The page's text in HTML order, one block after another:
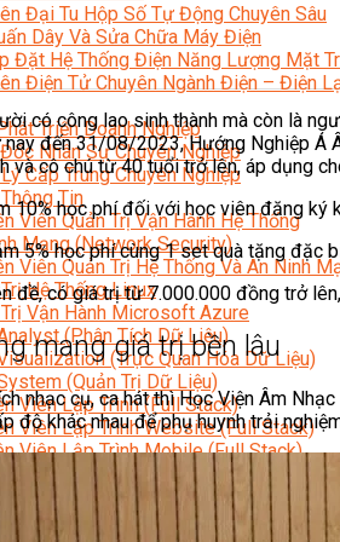
Đại Tu Hộp Số Tự Động Chuyên Sâu
Dây Và Sửa Chữa Máy Điện
Đặt Hệ Thống Điện Năng Lượng Mặt
Điện Tử Chuyên Ngành Điện – Điện
Triển Doanh Nghiệp
Nhân Sự Chuyên Nghiệp
Cấp Trung Chuyên Nghiệp
Tin
Viên Quản Trị Vận Hành Hệ Thống
Mạng (Network Security)
Viên Quản Trị Hệ Thống Và An Ninh
Hệ Thống Linux
Vận Hành Microsoft Azure
(Phân Tích Dữ Liệu)
(Trực Quan Hóa Dữ Liệu)
(Quản Trị Dữ Liệu)
Viên Lập Trình (Full Stack)
Viên Lập Trình Website (Full Stack)
Viên Lập Trình Mobile (Full Stack)
Testing
Công Cụ AI Văn Phòng
Công Cụ AI Ứng Dụng Giảng Dạy
có công lao sinh thành mà còn là
đến 31/08/2023, Hướng Nghiệp Á
và cô chú từ 40 tuổi trở lên, áp dụng
10% học phí đối với học viên đăng ký
5% học phí cùng 1 set quà tặng đặc
đề, có giá trị từ 7.000.000 đồng trở
mang giá trị bền lâu
nhạc cụ, ca hát thì Học Viện Âm
độ khác nhau để phụ huynh trải